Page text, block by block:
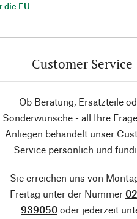
die EU
Customer Service
Ob Beratung, Ersatzteile
Sonderwünsche - all Ihre
Anliegen behandelt unser
Service persönlich und
Sie erreichen uns von
Freitag unter der Nummer
939050 oder jederzeit